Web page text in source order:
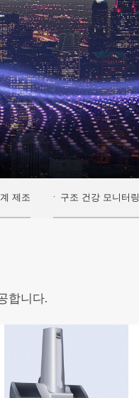
제조 구조 건강 모니터링
합니다.